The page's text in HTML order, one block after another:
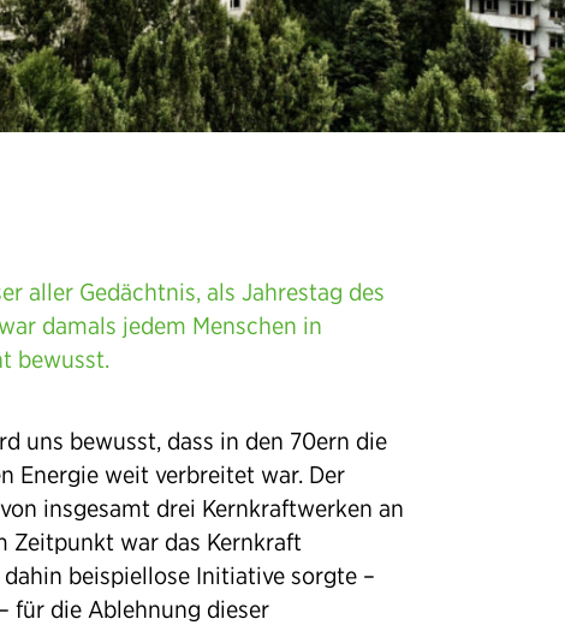
aller Gedächtnis, als Jahrestag des
damals jedem Menschen in
bewusst.
uns bewusst, dass in den 70ern die
Energie weit verbreitet war. Der
insgesamt drei Kernkraftwerken an
Zeitpunkt war das Kernkraft
beispiellose Initiative sorgte –
für die Ablehnung dieser